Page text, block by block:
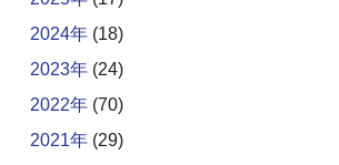
2024年 (18)
2023年 (24)
2022年 (70)
2021年 (29)